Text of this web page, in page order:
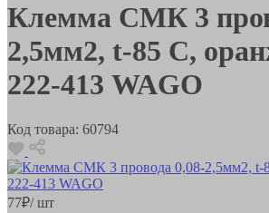
Клемма СМК 3
2,5мм2, t-85 C,
222-413 WAGO
Код товара: 60794
77₽/ шт